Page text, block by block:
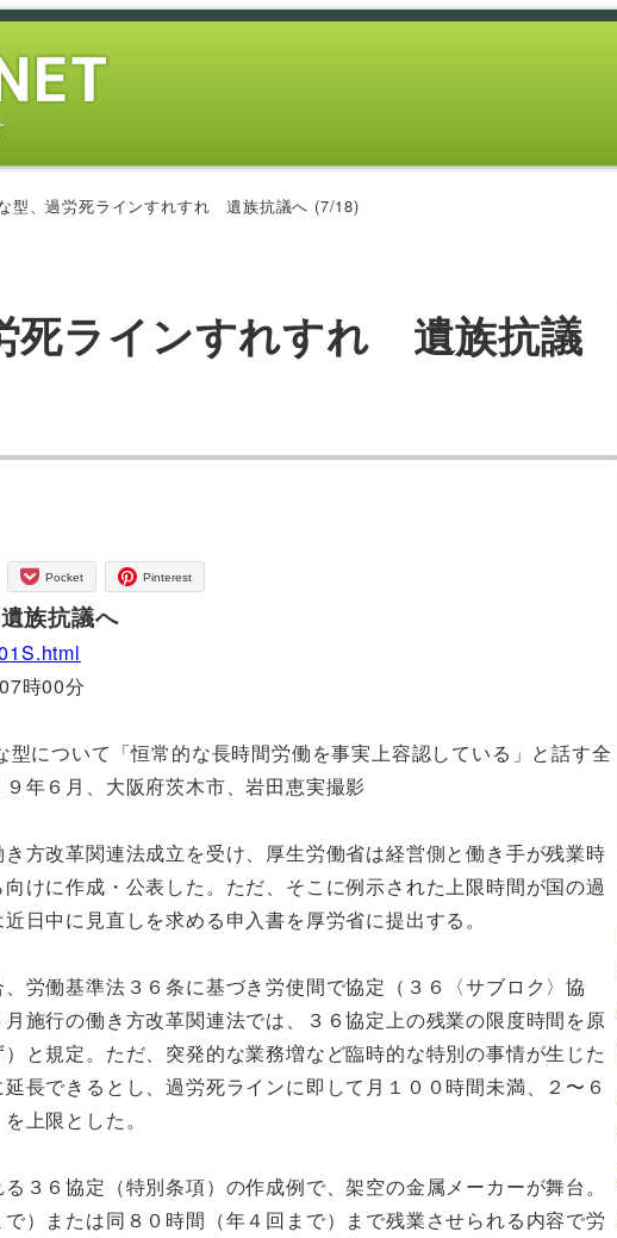
型、過労死ラインすれすれ 遺族抗議へ (7/18)
死ラインすれすれ 遺族抗議
Pocket Pinterest
族抗議へ
時00分
型について「恒常的な長時間労働を事実上容認している」と話す全
年６月、大阪府茨木市、岩田恵実撮影
方改革関連法成立を受け、厚生労働省は経営側と働き手が残業時
けに作成・公表した。ただ、そこに例示された上限時間が国の過
日中に見直しを求める申入書を厚労省に提出する。
労働基準法３６条に基づき労使間で協定（３６〈サブロク〉協
施行の働き方改革関連法では、３６協定上の残業の限度時間を原
と規定。ただ、突発的な業務増など臨時的な特別の事情が生じた
長できるとし、過労死ラインに即して月１００時間未満、２〜６
上限とした。
６協定（特別条項）の作成例で、架空の金属メーカーが舞台。
）または同８０時間（年４回まで）まで残業させられる内容で労